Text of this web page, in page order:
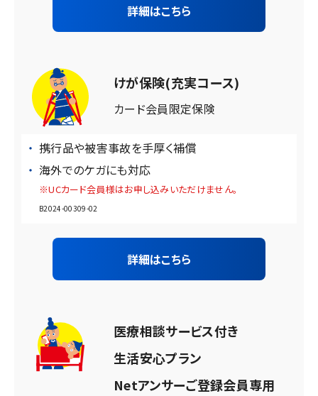
詳細はこちら
けが保険(充実コース)
カード会員限定保険
携行品や被害事故を手厚く補償
海外でのケガにも対応
※UCカード会員様はお申し込みいただけません。
B2024-00309-02
詳細はこちら
医療相談サービス付き
生活安心プラン
Netアンサーご登録会員専用